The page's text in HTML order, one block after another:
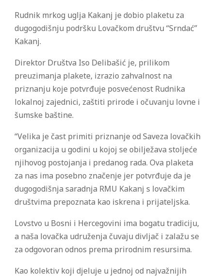
Rudnik mrkog uglja Kakanj je dobio plaketu za
dugogodišnju podršku Lovačkom društvu “Srndać”
Kakanj.
Direktor Društva Iso Delibašić je, prilikom
preuzimanja plakete, izrazio zahvalnost na
priznanju koje potvrđuje posvećenost Rudnika
lokalnoj zajednici, zaštiti prirode i očuvanju lovne i
šumske baštine.
“Velika je čast primiti priznanje od Saveza lovačkih
organizacija u godini u kojoj se obilježava stoljeće
njihovog postojanja i predanog rada. Ova plaketa
za nas ima posebno značenje jer potvrđuje da je
dugogodišnja saradnja RMU Kakanj s lovačkim
društvima prepoznata kao iskrena i prijateljska.
Lovstvo u Bosni i Hercegovini ima bogatu tradiciju,
a naša lovačka udruženja čuvaju divljač i zalažu se
za odgovoran odnos prema prirodnim resursima.
Kao kolektiv koji djeluje u jednoj od najvažnijih